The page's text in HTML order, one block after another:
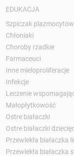
EDUKACJA
Szpiczak
Chłoniaki
Choroby rzadkie
Farmaceuci
Inne mieloproliferacje
Infekcje
Leczenie
Małopłytkowość
Ostre białaczki
Ostre białaczki
Przewlekła białaczka
Przewlekła białaczka